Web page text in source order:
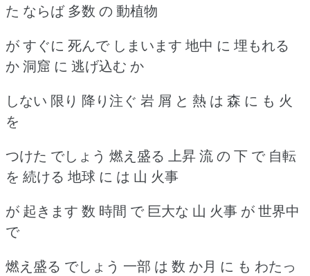
た ならば 多数 の 動植物
が すぐに 死んで しまいます 地中 に 埋もれる
か 洞窟 に 逃げ込む か
しない 限り 降り注ぐ 岩 屑 と 熱 は 森 に も 火
を
つけた でしょう 燃え盛る 上昇 流 の 下 で 自転
を 続ける 地球 に は 山 火事
が 起きます 数 時間 で 巨大な 山 火事 が 世界中
で
燃え盛る でしょう 一部 は 数 か月 に も わたっ